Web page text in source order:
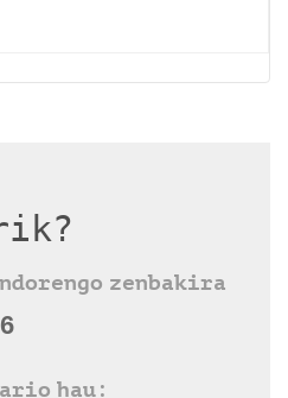
zenbakira
hau: